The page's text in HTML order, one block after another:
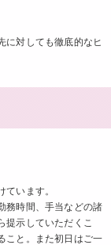
に対しても徹底的なヒ
います。
務時間、手当などの諸
提示していただくこ
こと。また初日はご一